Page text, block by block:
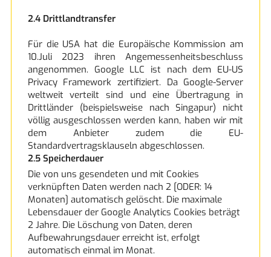
2.4 Drittlandtransfer
Für die USA hat die Europäische Kommission am
10.Juli 2023 ihren Angemessenheitsbeschluss
angenommen. Google LLC ist nach dem EU-US
Privacy Framework zertifiziert. Da Google-Server
weltweit verteilt sind und eine Übertragung in
Drittländer (beispielsweise nach Singapur) nicht
völlig ausgeschlossen werden kann, haben wir mit
dem Anbieter zudem die EU-
Standardvertragsklauseln abgeschlossen.
2.5 Speicherdauer
Die von uns gesendeten und mit Cookies
verknüpften Daten werden nach 2 [ODER: 14
Monaten] automatisch gelöscht. Die maximale
Lebensdauer der Google Analytics Cookies beträgt
2 Jahre. Die Löschung von Daten, deren
Aufbewahrungsdauer erreicht ist, erfolgt
automatisch einmal im Monat.